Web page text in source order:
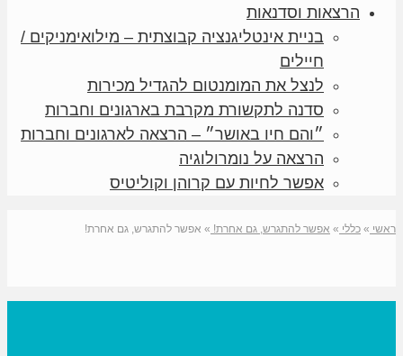
הרצאות וסדנאות
בניית אינטליגנציה קבוצתית – מילואימניקים /
חיילים
לנצל את המומנטום להגדיל מכירות
סדנה לתקשורת מקרבת בארגונים וחברות
״והם חיו באושר״ – הרצאה לארגונים וחברות
הרצאה על נומרולוגיה
אפשר לחיות עם קרוהן וקוליטיס
ראשי » כללי » אפשר להתגרש, גם אחרת! » אפשר להתגרש, גם אחרת!